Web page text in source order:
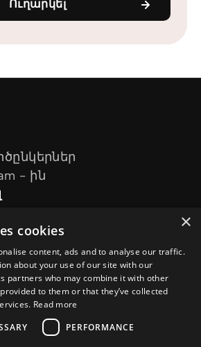
Ուղարկել
- ին
×
cookies
content, ads and to analyse our traffic.
about your use of our site with our
partners who may combine it with other
to them or that they’ve collected
Read more
PERFORMANCE